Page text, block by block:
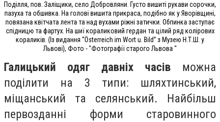
Поділля, пов. Заліщики, село Добровляни. Густо вишиті рукави сорочки,
пазуха та обшивка. На голові вишита прикраса, подібно як у Яворівщині,
повязана квітчата лента та над вухами ріжні затички. Обпинка заступає
спідницю та фартух. На шиї кораликовий гердан та цілий ряд колірових
кораликів. (Із видання “Österreich im Wort u. Bild” з Музею Н.Т.Ш. у
Львові), Фото - "Фотографії старого Львова "
Галицький одяг давніх часів можна
поділити на 3 типи: шляхтинський,
міщанський та селянський. Найбільш
первозданні форми старовинного